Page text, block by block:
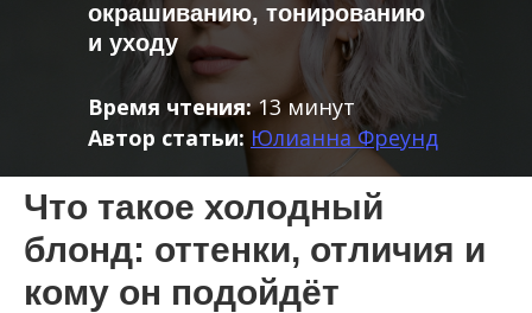
окрашиванию, тонированию
и уходу
Время чтения:13 минут
Автор статьи: Юлианна Фреунд
Что такое холодный
блонд: оттенки, отличия и
кому он подойдёт